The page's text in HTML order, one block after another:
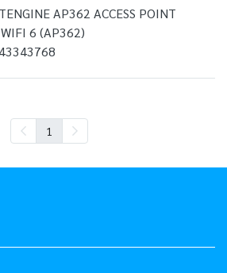
AP362 ACCESS POINT
WIFI 6 (AP362)
1